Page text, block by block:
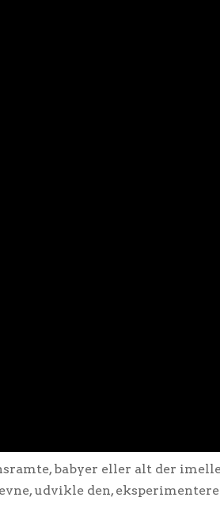
babyer eller alt der
udvikle den, eksperimentere